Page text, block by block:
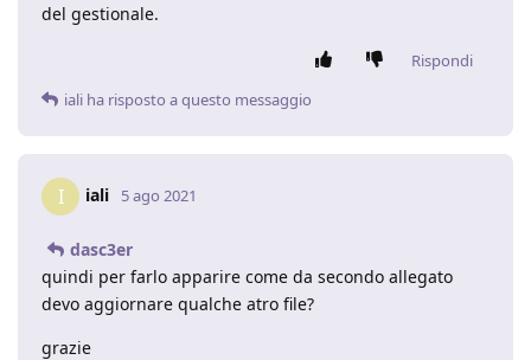
del gestionale.
Rispondi
iali ha risposto a questo messaggio
I iali 5 ago 2021
dasc3er
quindi per farlo apparire come da secondo allegato
devo aggiornare qualche atro file?
grazie